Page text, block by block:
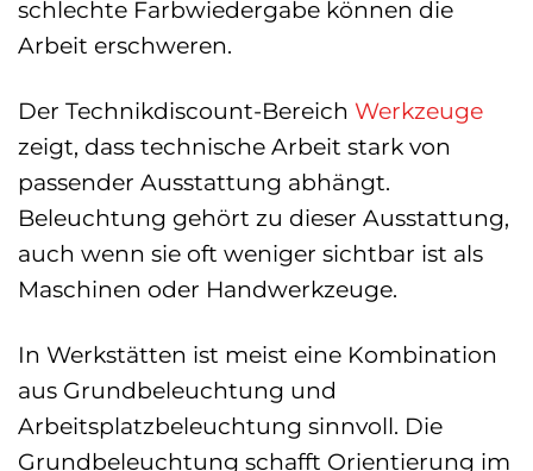
schlechte Farbwiedergabe können die
Arbeit erschweren.
Der Technikdiscount-Bereich Werkzeuge
zeigt, dass technische Arbeit stark von
passender Ausstattung abhängt.
Beleuchtung gehört zu dieser Ausstattung,
auch wenn sie oft weniger sichtbar ist als
Maschinen oder Handwerkzeuge.
In Werkstätten ist meist eine Kombination
aus Grundbeleuchtung und
Arbeitsplatzbeleuchtung sinnvoll. Die
Grundbeleuchtung schafft Orientierung im